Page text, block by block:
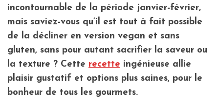
incontournable de la période janvier-février,
mais saviez-vous qu’il est tout à fait possible
de la décliner en version vegan et sans
gluten, sans pour autant sacrifier la saveur ou
la texture ? Cette recette ingénieuse allie
plaisir gustatif et options plus saines, pour le
bonheur de tous les gourmets.